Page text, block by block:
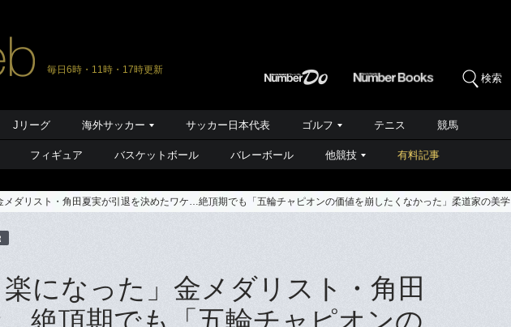
毎日6時・11時・17時更新
検索
Jリーグ 海外サッカー サッカー日本代表 ゴルフ テニス 競馬
フィギュア バスケットボール バレーボール 他競技 有料記事
メダリスト・角田夏実が引退を決めたワケ…絶頂期でも「五輪チャピオンの価値を崩したくなかった」柔道家の美学
になった」金メダリスト・角田
絶頂期でも「五輪チャピオンの